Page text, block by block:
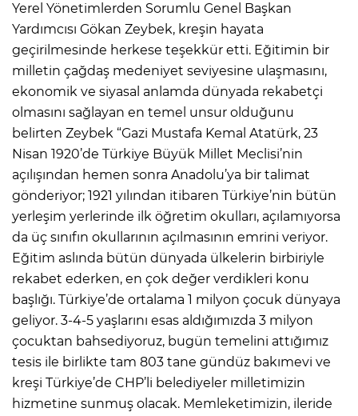
Yerel Yönetimlerden Sorumlu Genel Başkan
Yardımcısı Gökan Zeybek, kreşin hayata
geçirilmesinde herkese teşekkür etti. Eğitimin bir
milletin çağdaş medeniyet seviyesine ulaşmasını,
ekonomik ve siyasal anlamda dünyada rekabetçi
olmasını sağlayan en temel unsur olduğunu
belirten Zeybek “Gazi Mustafa Kemal Atatürk, 23
Nisan 1920’de Türkiye Büyük Millet Meclisi’nin
açılışından hemen sonra Anadolu’ya bir talimat
gönderiyor; 1921 yılından itibaren Türkiye’nin bütün
yerleşim yerlerinde ilk öğretim okulları, açılamıyorsa
da üç sınıfın okullarının açılmasının emrini veriyor.
Eğitim aslında bütün dünyada ülkelerin birbiriyle
rekabet ederken, en çok değer verdikleri konu
başlığı. Türkiye’de ortalama 1 milyon çocuk dünyaya
geliyor. 3-4-5 yaşlarını esas aldığımızda 3 milyon
çocuktan bahsediyoruz, bugün temelini attığımız
tesis ile birlikte tam 803 tane gündüz bakımevi ve
kreşi Türkiye’de CHP’li belediyeler milletimizin
hizmetine sunmuş olacak. Memleketimizin, ileride